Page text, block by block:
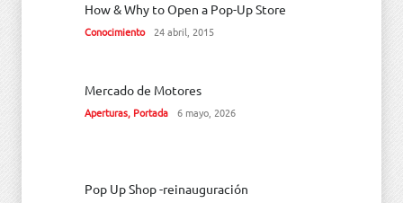
How & Why to Open a Pop-Up Store
Conocimiento 24 abril, 2015
Mercado de Motores
Aperturas, Portada 6 mayo, 2026
Pop Up Shop -reinauguración